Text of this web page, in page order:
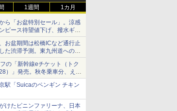
1週間 1カ月
ら「お盆特別セール」。涼感
ピース待望値下げ、撥水ギア
に
お盆期間は松橋ICなど通行止
た渋滞予測。東九州道への迂
施
の「新幹線eチケット（トク
）」発売。秋冬乗車分、えき
駅「Suicaのペンギン チキン
けたピニンファリーナ、日本